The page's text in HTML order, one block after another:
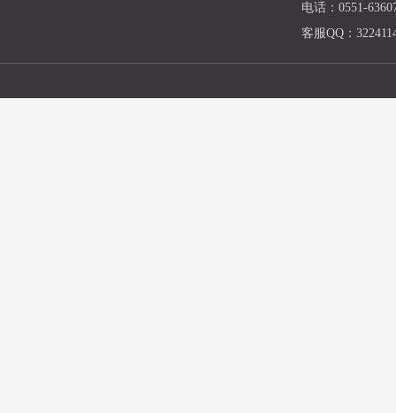
电话：0551-
客服QQ：